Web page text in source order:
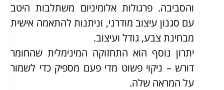
והסביבה. פרגולות אלומיניום משתלבות היטב
עם סגנון עיצוב מודרני, וניתנות להתאמה אישית
מבחינת צבע, גודל ועיצוב.
יתרון נוסף הוא התחזוקה המינימלית שהחומר
דורש – ניקוי פשוט מדי פעם מספיק כדי לשמור
על המראה שלה.